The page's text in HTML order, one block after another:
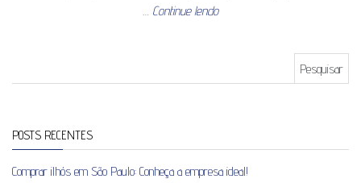
… Continue lendo
POSTS RECENTES
Comprar ilhós em São Paulo: Conheça a empresa ideal!